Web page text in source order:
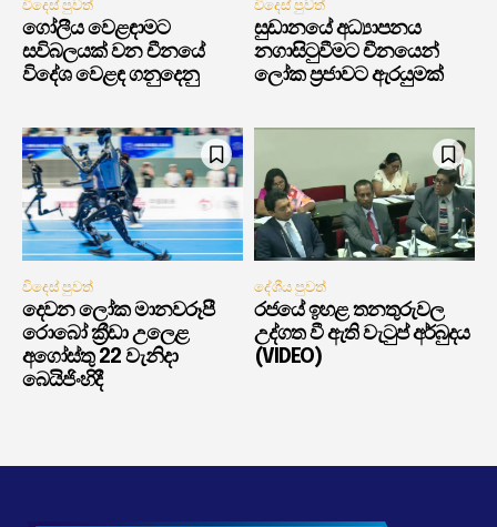
විදෙස් පුවත්
ගෝලීය වෙළඳාමට
සවිබලයක් වන චීනයේ
විදේශ වෙළඳ ගනුදෙනු
විදෙස් පුවත්
සුඩානයේ අධ්‍යාපනය
නගාසිටුවීමට චීනයෙන්
ලෝක ප්‍රජාවට ඇරයුමක්
විදෙස් පුවත්
දෙවන ලෝක මානවරූපී
රොබෝ ක්‍රීඩා උලෙළ
අගෝස්තු 22 වැනිදා
බෙයිජිංහිදී
දේශීය පුවත්
රජයේ ඉහළ තනතුරුවල
උද්ගත වී ඇති වැටුප් අර්බුදය
(VIDEO)